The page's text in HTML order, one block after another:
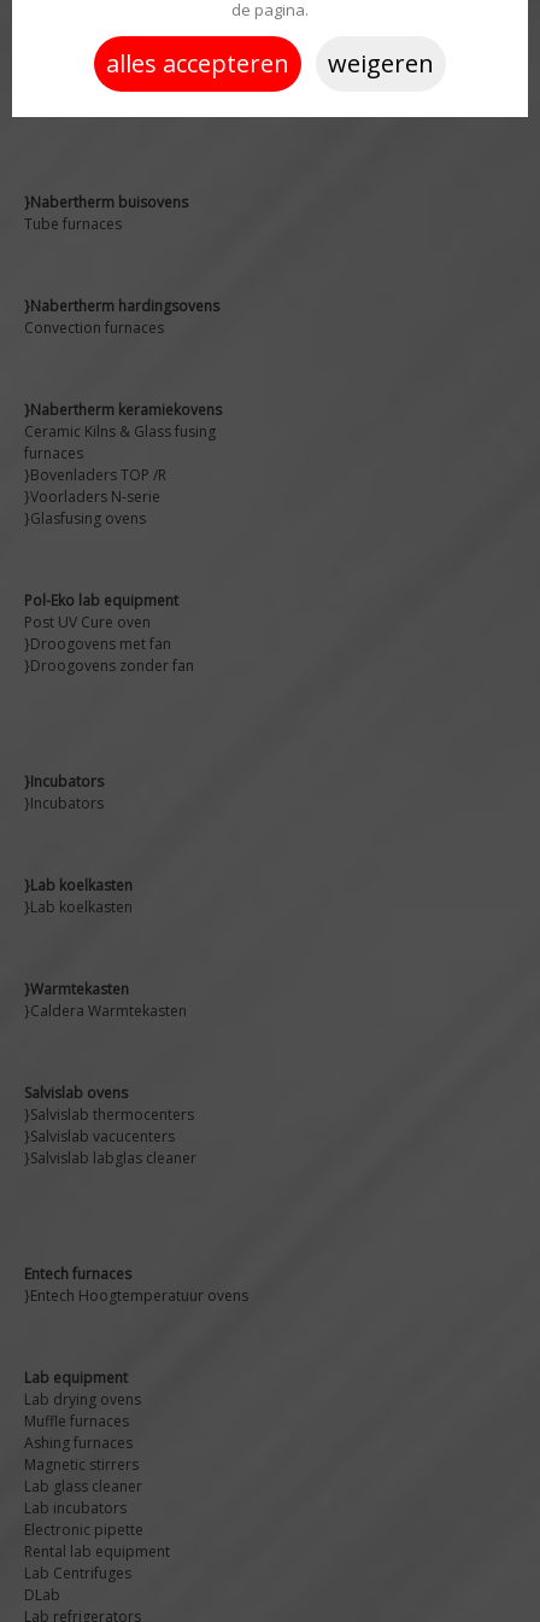
}Nabertherm droogovens
Drying ovens
}Nabertherm buisovens
Tube furnaces
}Nabertherm hardingsovens
Convection furnaces
}Nabertherm keramiekovens
Ceramic Kilns & Glass fusing
furnaces
}Bovenladers TOP /R
}Voorladers N-serie
}Glasfusing ovens
Pol-Eko lab equipment
Post UV Cure oven
}Droogovens met fan
}Droogovens zonder fan
}Incubators
}Incubators
}Lab koelkasten
}Lab koelkasten
}Warmtekasten
}Caldera Warmtekasten
Salvislab ovens
}Salvislab thermocenters
}Salvislab vacucenters
}Salvislab labglas cleaner
Entech furnaces
}Entech Hoogtemperatuur ovens
Lab equipment
Lab drying ovens
Muffle furnaces
Ashing furnaces
Magnetic stirrers
Lab glass cleaner
Lab incubators
Electronic pipette
Rental lab equipment
Lab Centrifuges
DLab
Lab refrigerators
de pagina.
alles accepteren weigeren